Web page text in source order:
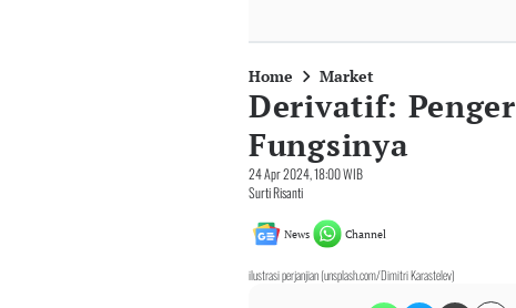
Home Market
Derivatif:
Fungsinya
24 Apr 2024, 18:00 WIB
Surti Risanti
News Channel
ilustrasi perjanjian (unsplash.com/Dimitri Karastelev)